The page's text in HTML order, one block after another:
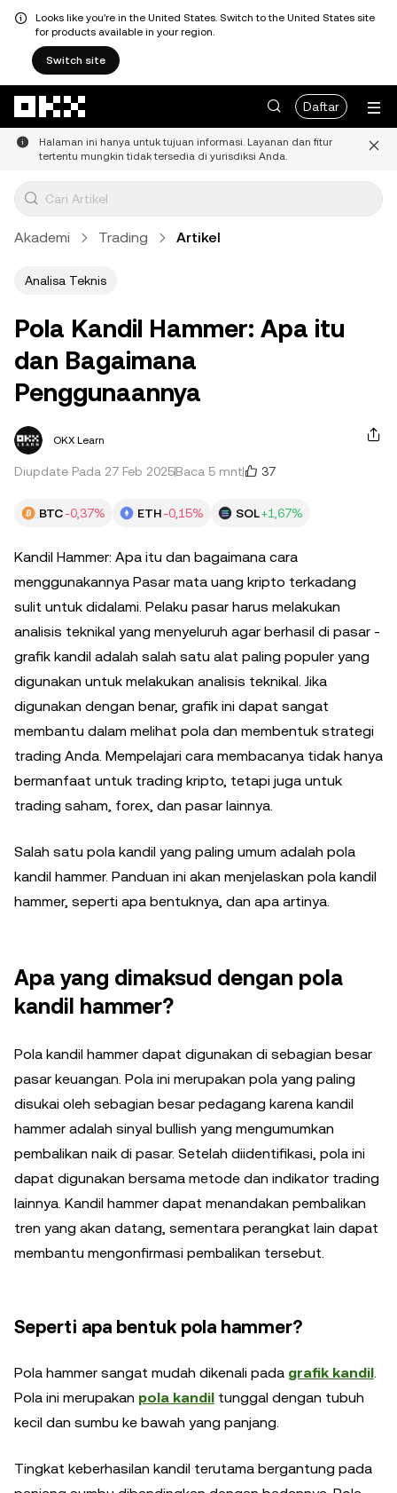
Looks like you're in the United States. Switch to the United States site
for products available in your region.
Switch site
Daftar
Halaman ini hanya untuk tujuan informasi. Layanan dan fitur
tertentu mungkin tidak tersedia di yurisdiksi Anda.
Akademi Trading Artikel
Analisa Teknis
Pola Kandil Hammer: Apa itu
dan Bagaimana
Penggunaannya
OKX Learn
Diupdate Pada 27 Feb 2025Baca 5 mnt 37
BTC-0,37% ETH-0,15% SOL+1,67%
Kandil Hammer: Apa itu dan bagaimana cara
menggunakannya Pasar mata uang kripto terkadang
sulit untuk didalami. Pelaku pasar harus melakukan
analisis teknikal yang menyeluruh agar berhasil di pasar -
grafik kandil adalah salah satu alat paling populer yang
digunakan untuk melakukan analisis teknikal. Jika
digunakan dengan benar, grafik ini dapat sangat
membantu dalam melihat pola dan membentuk strategi
trading Anda. Mempelajari cara membacanya tidak hanya
bermanfaat untuk trading kripto, tetapi juga untuk
trading saham, forex, dan pasar lainnya.
Salah satu pola kandil yang paling umum adalah pola
kandil hammer. Panduan ini akan menjelaskan pola kandil
hammer, seperti apa bentuknya, dan apa artinya.
Apa yang dimaksud dengan pola
kandil hammer?
Pola kandil hammer dapat digunakan di sebagian besar
pasar keuangan. Pola ini merupakan pola yang paling
disukai oleh sebagian besar pedagang karena kandil
hammer adalah sinyal bullish yang mengumumkan
pembalikan naik di pasar. Setelah diidentifikasi, pola ini
dapat digunakan bersama metode dan indikator trading
lainnya. Kandil hammer dapat menandakan pembalikan
tren yang akan datang, sementara perangkat lain dapat
membantu mengonfirmasi pembalikan tersebut.
Seperti apa bentuk pola hammer?
Pola hammer sangat mudah dikenali pada grafik kandil.
Pola ini merupakan pola kandil tunggal dengan tubuh
kecil dan sumbu ke bawah yang panjang.
Tingkat keberhasilan kandil terutama bergantung pada